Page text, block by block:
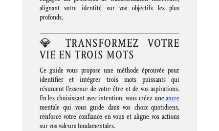
alignant votre identité sur vos objectifs les plus
profonds.
💎 TRANSFORMEZ VOTRE
VIE EN TROIS MOTS
Ce guide vous propose une méthode éprouvée pour
identifier et intégrer trois mots puissants qui
résument l’essence de votre être et de vos aspirations.
En les choisissant avec intention, vous créez uneancre
mentale qui vous guide dans vos choix quotidiens,
renforce votre confiance en vous et aligne vos actions
sur vos valeurs fondamentales.